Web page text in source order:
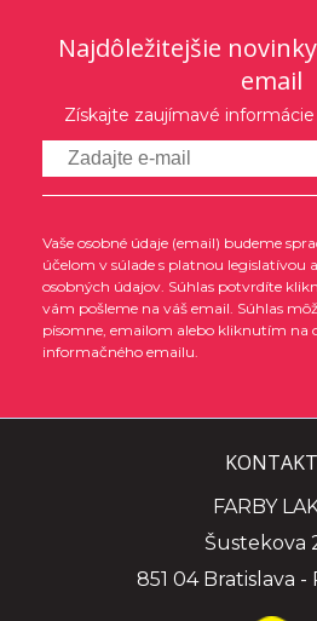
Najdôležitejšie
email
Získajte zaujímavé
Vaše osobné údaje (email) budeme
účelom v súlade s platnou legislatívou
osobných údajov. Súhlas potvrdíte
vám pošleme na váš email. Súhlas
písomne, emailom alebo kliknutím na
informačného emailu.
KONTAKT
FARBY
Šustekova
851 04 Bratislava -